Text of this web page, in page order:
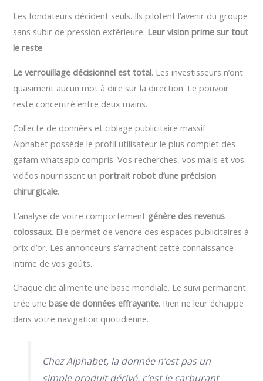
Les fondateurs décident seuls. Ils pilotent l’avenir du groupe
sans subir de pression extérieure. Leur vision prime sur tout
le reste.
Le verrouillage décisionnel est total. Les investisseurs n’ont
quasiment aucun mot à dire sur la direction. Le pouvoir
reste concentré entre deux mains.
Collecte de données et ciblage publicitaire massif
Alphabet possède le profil utilisateur le plus complet des
gafam whatsapp compris. Vos recherches, vos mails et vos
vidéos nourrissent unportrait robot d’une précision
chirurgicale.
L’analyse de votre comportement génère des revenus
colossaux. Elle permet de vendre des espaces publicitaires à
prix d’or. Les annonceurs s’arrachent cette connaissance
intime de vos goûts.
Chaque clic alimente une base mondiale. Le suivi permanent
crée unebase de données effrayante. Rien ne leur échappe
dans votre navigation quotidienne.
Chez Alphabet, la donnée n’est pas un
simple produit dérivé, c’est le carburant